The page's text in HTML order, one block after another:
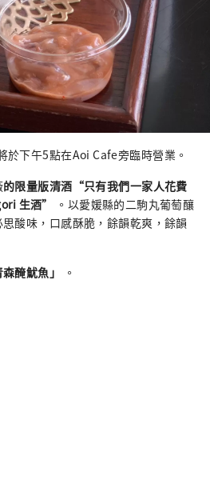
於下午5點在Aoi Cafe旁臨時營業。
的限量版清酒“只有我們一家人花費
生酒”
。以愛媛縣的二駒丸葡萄釀
酸味，口感酥脆，餘韻乾爽，餘韻
森醃魷魚」
。